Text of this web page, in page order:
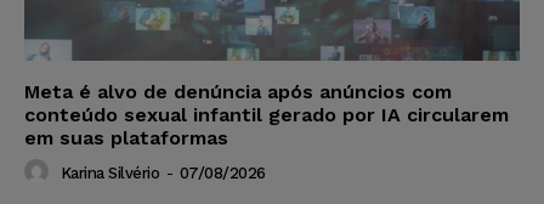
Meta é alvo de denúncia após anúncios com
conteúdo sexual infantil gerado por IA circularem
em suas plataformas
Karina Silvério - 07/08/2026